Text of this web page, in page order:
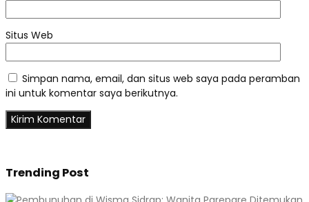
Situs Web
Simpan nama, email, dan situs web saya pada peramban
ini untuk komentar saya berikutnya.
Trending Post